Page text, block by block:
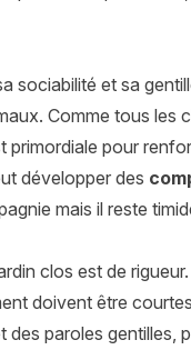
sociabilité et sa
Comme tous les
primordiale pour
développer des
mais il reste
clos est de
doivent être
des paroles gentilles,